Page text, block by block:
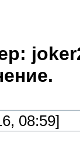
08:59]